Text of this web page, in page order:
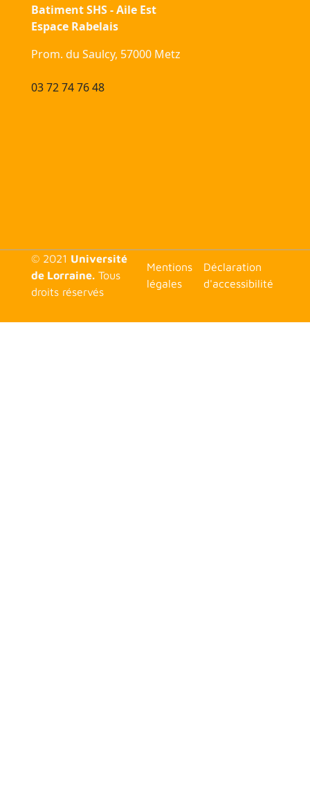
Batiment SHS - Aile Est
Espace Rabelais
Prom. du Saulcy, 57000 Metz
03 72 74 76 48
© 2021 Université
de Lorraine.Tous
droits réservés
<none>
Mentions
légales
Déclaration
d'accessibilité